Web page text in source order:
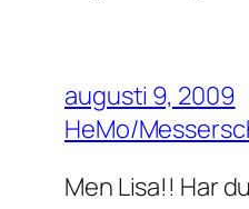
augusti 9, 2009
HeMo/
Men Lisa!! Har